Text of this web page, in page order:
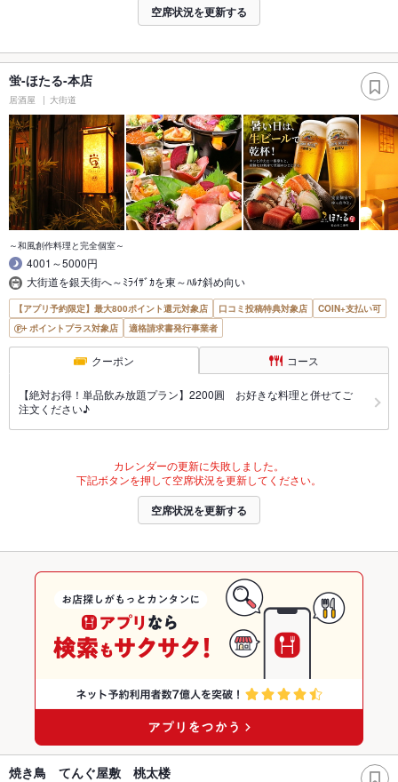
空席状況を更新する
蛍-ほたる-本店
居酒屋 大街道
～和風創作料理と完全個室～
4001～5000円
大街道を銀天街へ～ﾐﾗｲｻﾞｶを東～ﾊﾙﾅ斜め向い
【アプリ予約限定】最大800ポイント還元対象店 口コミ投稿特典対象店
COIN+支払い可
ポイントプラス対象店
適格請求書発行事業者
クーポン コース
【絶対お得！単品飲み放題プラン】2200圓 お好きな料理と併せてご
注文ください♪
カレンダーの更新に失敗しました。
下記ボタンを押して空席状況を更新してください。
空席状況を更新する
焼き鳥 てんぐ屋敷 桃太楼